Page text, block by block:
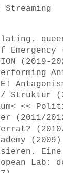
Streaming
Emergency
(2019-
Struktur
<<
(2011/
(2009)
Eine
Lab: